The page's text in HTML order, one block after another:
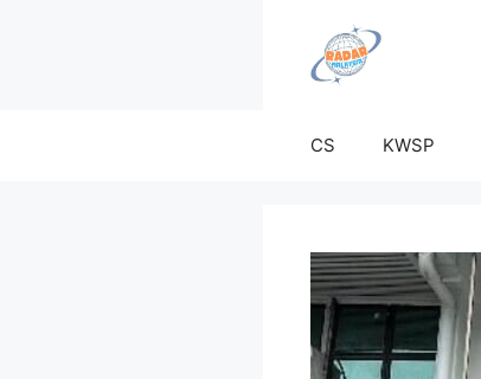
CS KWSP